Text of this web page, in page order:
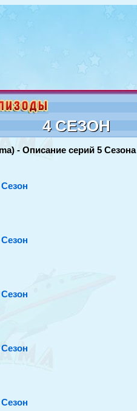
4 СЕЗОН
- Описание серий 5 Сезона
Сезон